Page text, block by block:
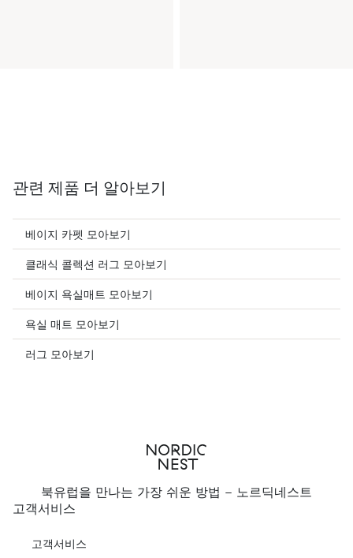
관련 제품 더 알아보기
베이지 카펫 모아보기
클래식 콜렉션 러그 모아보기
베이지 욕실매트 모아보기
욕실 매트 모아보기
러그 모아보기
북유럽을 만나는 가장 쉬운 방법 - 노르딕네스트
고객서비스
고객서비스